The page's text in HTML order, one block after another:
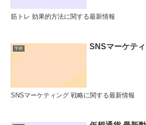
筋トレ 効果的方法に関する最新情報
学術 SNSマーケテ
SNSマーケティング 戦略に関する最新情報